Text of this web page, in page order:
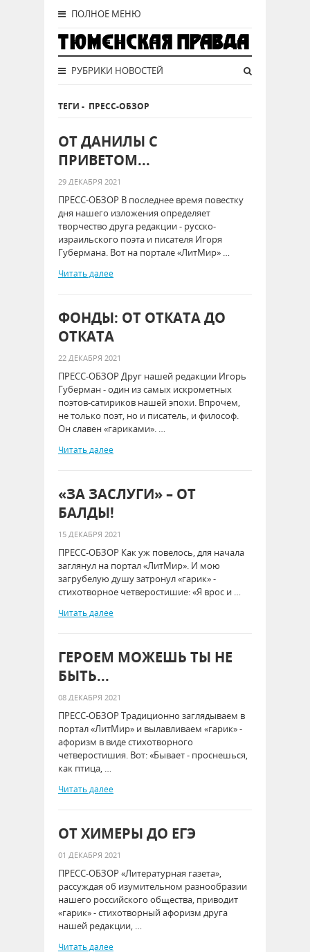
ПОЛНОЕ МЕНЮ
РУБРИКИ НОВОСТЕЙ
ТЕГИ - ПРЕСС-ОБЗОР
ОТ ДАНИЛЫ С
ПРИВЕТОМ...
29 ДЕКАБРЯ 2021
ПРЕСС-ОБЗОР В последнее время повестку
дня нашего изложения определяет
творчество друга редакции - русско-
израильского поэта и писателя Игоря
Губермана. Вот на портале «ЛитМир» …
Читать далее
ФОНДЫ: ОТ ОТКАТА ДО
ОТКАТА
22 ДЕКАБРЯ 2021
ПРЕСС-ОБЗОР Друг нашей редакции Игорь
Губерман - один из самых искрометных
поэтов-сатириков нашей эпохи. Впрочем,
не только поэт, но и писатель, и философ.
Он славен «гариками». …
Читать далее
«ЗА ЗАСЛУГИ» – ОТ
БАЛДЫ!
15 ДЕКАБРЯ 2021
ПРЕСС-ОБЗОР Как уж повелось, для начала
заглянул на портал «ЛитМир». И мою
загрубелую душу затронул «гарик» -
стихотворное четверостишие: «Я врос и …
Читать далее
ГЕРОЕМ МОЖЕШЬ ТЫ НЕ
БЫТЬ...
08 ДЕКАБРЯ 2021
ПРЕСС-ОБЗОР Традиционно заглядываем в
портал «ЛитМир» и вылавливаем «гарик» -
афоризм в виде стихотворного
четверостишия. Вот: «Бывает - проснешься,
как птица, …
Читать далее
ОТ ХИМЕРЫ ДО ЕГЭ
01 ДЕКАБРЯ 2021
ПРЕСС-ОБЗОР «Литературная газета»,
рассуждая об изумительном разнообразии
нашего российского общества, приводит
«гарик» - стихотворный афоризм друга
нашей редакции, …
Читать далее